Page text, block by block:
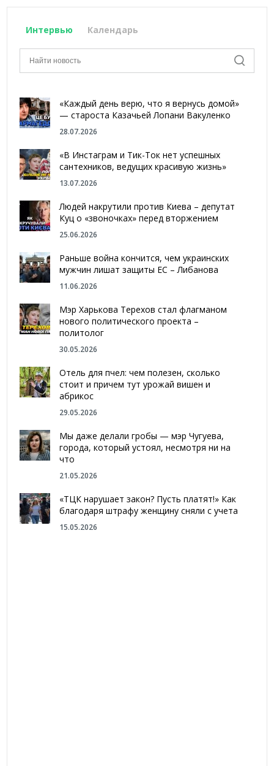
Интервью Календарь
«Каждый день верю, что я вернусь домой»
— староста Казачьей Лопани Вакуленко
28.07.2026
«В Инстаграм и Тик-Ток нет успешных
сантехников, ведущих красивую жизнь»
13.07.2026
Людей накрутили против Киева – депутат
Куц о «звоночках» перед вторжением
25.06.2026
Раньше война кончится, чем украинских
мужчин лишат защиты ЕС – Либанова
11.06.2026
Мэр Харькова Терехов стал флагманом
нового политического проекта –
политолог
30.05.2026
Отель для пчел: чем полезен, сколько
стоит и причем тут урожай вишен и
абрикос
29.05.2026
Мы даже делали гробы — мэр Чугуева,
города, который устоял, несмотря ни на
что
21.05.2026
«ТЦК нарушает закон? Пусть платят!» Как
благодаря штрафу женщину сняли с учета
15.05.2026